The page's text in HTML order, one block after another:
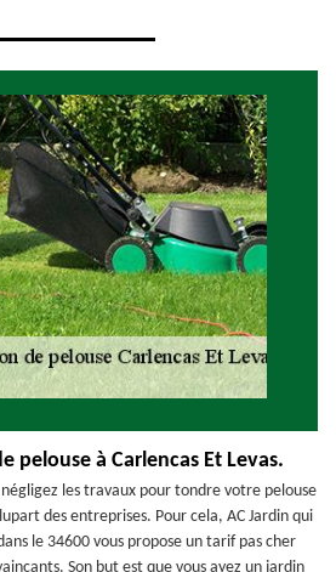
pelouse à Carlencas Et Levas.
les travaux pour tondre votre pelouse
des entreprises. Pour cela, AC Jardin qui
le 34600 vous propose un tarif pas cher
Son but est que vous ayez un jardin